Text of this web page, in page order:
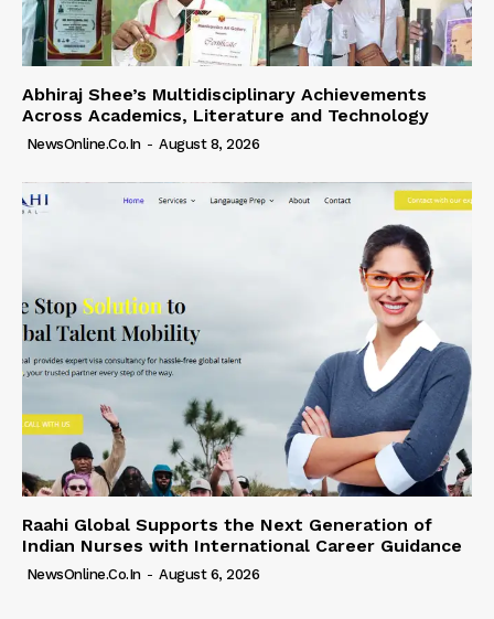
Abhiraj Shee’s Multidisciplinary Achievements
Across Academics, Literature and Technology
NewsOnline.co.in - August 8, 2026
Raahi Global Supports the Next Generation of
Indian Nurses with International Career Guidance
NewsOnline.co.in - August 6, 2026